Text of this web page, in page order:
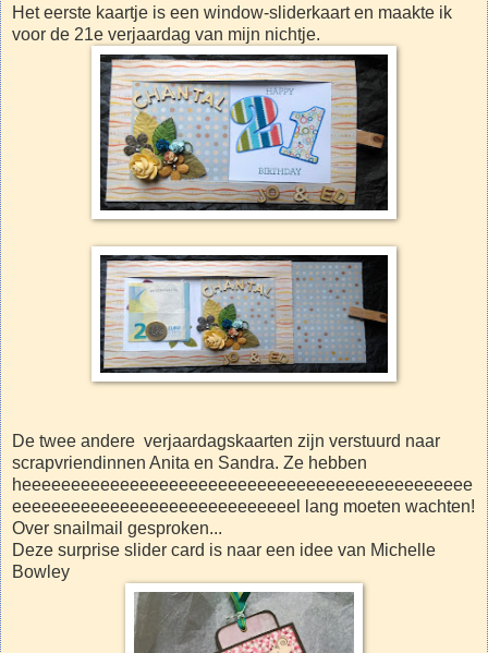
Het eerste kaartje is een window-sliderkaart en maakte ik
voor de 21e verjaardag van mijn nichtje.
De twee andere verjaardagskaarten zijn verstuurd naar
scrapvriendinnen Anita en Sandra. Ze hebben
heeeeeeeeeeeeeeeeeeeeeeeeeeeeeeeeeeeeeeeeeeeeee
eeeeeeeeeeeeeeeeeeeeeeeeeeeeel lang moeten wachten!
Over snailmail gesproken...
Deze surprise slider card is naar een idee van Michelle
Bowley